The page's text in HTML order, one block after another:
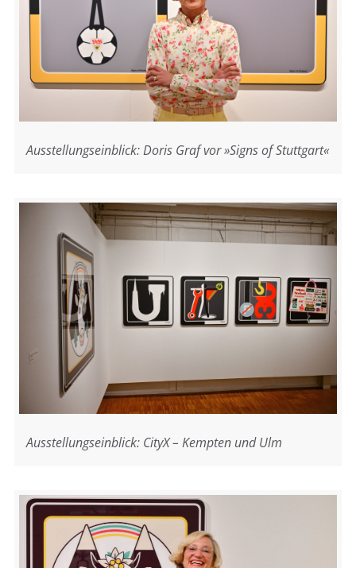
Ausstellungseinblick: Doris Graf vor »Signs of Stuttgart«
Ausstellungseinblick: CityX – Kempten und Ulm